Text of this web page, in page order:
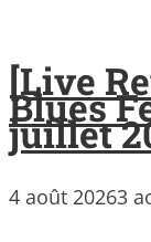
[Live
Blues
juillet
4 août 20263